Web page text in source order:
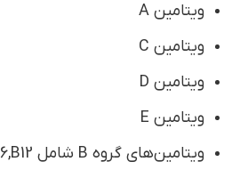
ویتامین A
ویتامین C
ویتامین D
ویتامین E
ویتامین‌های گروه B شامل B6,B12